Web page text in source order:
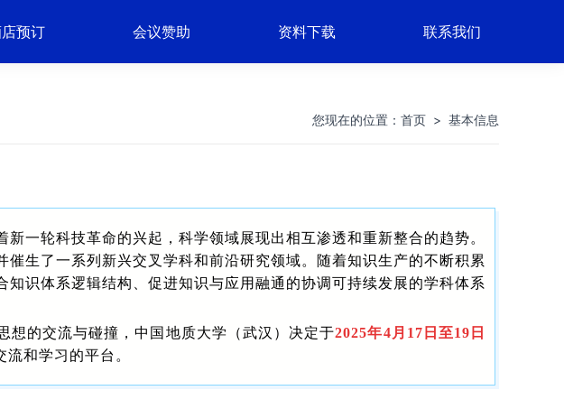
预订 会议赞助 资料下载 联系我们
您现在的位置： 首页 > 基本信息
一轮科技革命的兴起，科学领域展现出相互渗透和重新整合的趋势。
生了一系列新兴交叉学科和前沿研究领域。随着知识生产的不断积累
识体系逻辑结构、促进知识与应用融通的协调可持续发展的学科体系
想的交流与碰撞，中国地质大学（武汉）决定于2025年4月17日至19日
和学习的平台。